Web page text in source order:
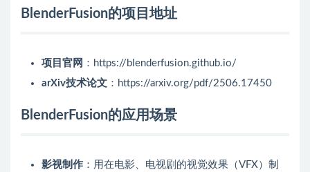
BlenderFusion的项目地址
项目官网 ：https://blenderfusion.github.io/
arXiv技术论文 ：https://arxiv.org/pdf/2506.17450
BlenderFusion的应用场景
影视制作 ：用在电影、电视剧的视觉效果（VFX）制